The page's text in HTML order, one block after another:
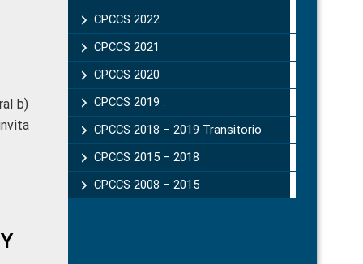
b)
CPCCS 2022
CPCCS 2021
CPCCS 2020
CPCCS 2019 .
CPCCS 2018 – 2019 Transitorio
CPCCS 2015 – 2018
CPCCS 2008 – 2015